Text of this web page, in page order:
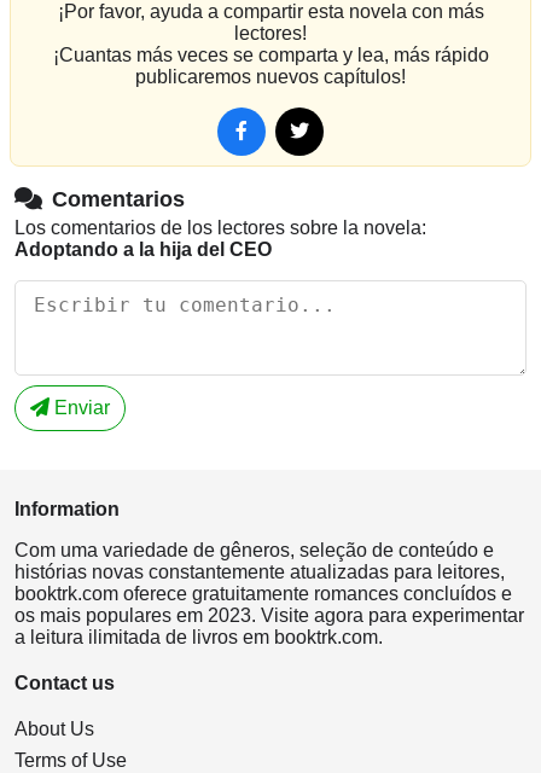
¡Por favor, ayuda a compartir esta novela con más
lectores!
¡Cuantas más veces se comparta y lea, más rápido
publicaremos nuevos capítulos!
Comentarios
Los comentarios de los lectores sobre la novela:
Adoptando a la hija del CEO
Enviar
Information
Com uma variedade de gêneros, seleção de conteúdo e
histórias novas constantemente atualizadas para leitores,
booktrk.com oferece gratuitamente romances concluídos e
os mais populares em 2023. Visite agora para experimentar
a leitura ilimitada de livros em booktrk.com.
Contact us
About Us
Terms of Use